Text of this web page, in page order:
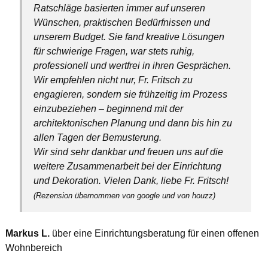
Ratschläge basierten immer auf unseren
Wünschen, praktischen Bedürfnissen und
unserem Budget. Sie fand kreative Lösungen
für schwierige Fragen, war stets ruhig,
professionell und wertfrei in ihren Gesprächen.
Wir empfehlen nicht nur, Fr. Fritsch zu
engagieren, sondern sie frühzeitig im Prozess
einzubeziehen – beginnend mit der
architektonischen Planung und dann bis hin zu
allen Tagen der Bemusterung.
Wir sind sehr dankbar und freuen uns auf die
weitere Zusammenarbeit bei der Einrichtung
und Dekoration. Vielen Dank, liebe Fr. Fritsch!
(Rezension übernommen von google und von houzz)
Markus L. über eine Einrichtungsberatung für einen offenen
Wohnbereich